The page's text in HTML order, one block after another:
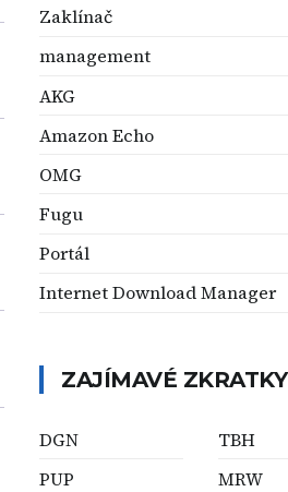
Zaklínač
management
AKG
Amazon Echo
OMG
Fugu
Portál
Internet Download Manager
ZAJÍMAVÉ ZKRATKY
DGN
PUP
TBH
MRW